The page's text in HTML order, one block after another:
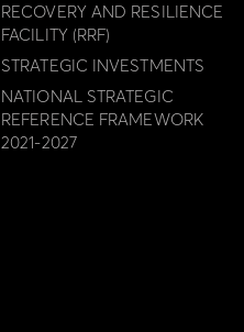
RECOVERY AND RESILIENCE
FACILITY (RRF)
STRATEGIC INVESTMENTS
NATIONAL STRATEGIC
REFERENCE FRAMEWORK
2021-2027